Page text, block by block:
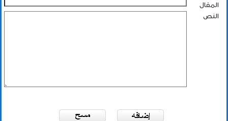
المقال
النص